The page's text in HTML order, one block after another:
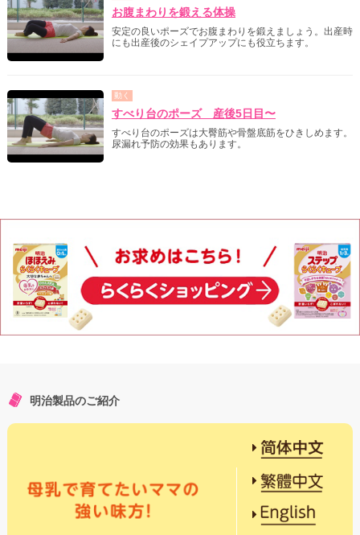
お腹まわりを鍛える体操
安定の良いポーズでお腹まわりを鍛えましょう。出産時
にも出産後のシェイプアップにも役立ちます。
動く
すべり台のポーズ 産後5日目〜
すべり台のポーズは大臀筋や骨盤底筋をひきしめます。
尿漏れ予防の効果もあります。
明治製品のご紹介